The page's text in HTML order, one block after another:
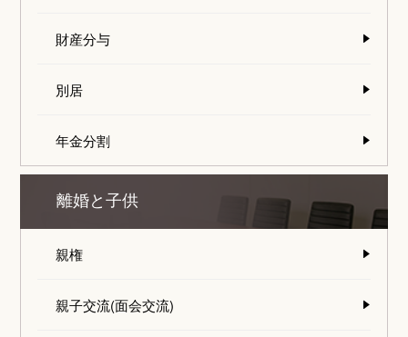
財産分与
別居
年金分割
離婚と子供
親権
親子交流(面会交流)